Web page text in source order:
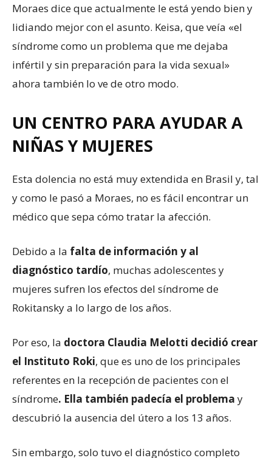
Moraes dice que actualmente le está yendo bien y
lidiando mejor con el asunto. Keisa, que veía «el
síndrome como un problema que me dejaba
infértil y sin preparación para la vida sexual»
ahora también lo ve de otro modo.
UN CENTRO PARA AYUDAR A
NIÑAS Y MUJERES
Esta dolencia no está muy extendida en Brasil y, tal
y como le pasó a Moraes, no es fácil encontrar un
médico que sepa cómo tratar la afección.
Debido a la falta de información y al
diagnóstico tardío, muchas adolescentes y
mujeres sufren los efectos del síndrome de
Rokitansky a lo largo de los años.
Por eso, la doctora Claudia Melotti decidió crear
el Instituto Roki, que es uno de los principales
referentes en la recepción de pacientes con el
síndrome. Ella también padecía el problema y
descubrió la ausencia del útero a los 13 años.
Sin embargo, solo tuvo el diagnóstico completo